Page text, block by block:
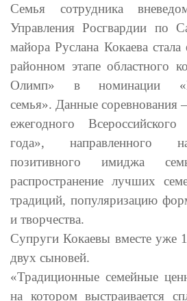
Семья сотрудника
Управления Росгвардии по
майора Руслана Кокаева
районном этапе областного
Олимп» в номинации
семья». Данные соревнования
ежегодного
года», направленного
позитивного имиджа
распространение лучших
традиций, популяризацию
и творчества.
Супруги Кокаевы вместе уже
двух сыновей.
«Традиционные семейные
на котором выстраивается